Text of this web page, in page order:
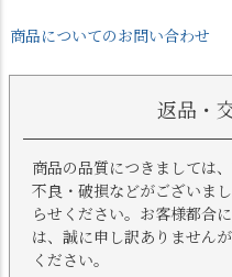
商品についてのお問い合わせ
返品・
商品の品質につきましては
不良・破損などがございま
らせください。お客様都合
は、誠に申し訳ありません
ください。